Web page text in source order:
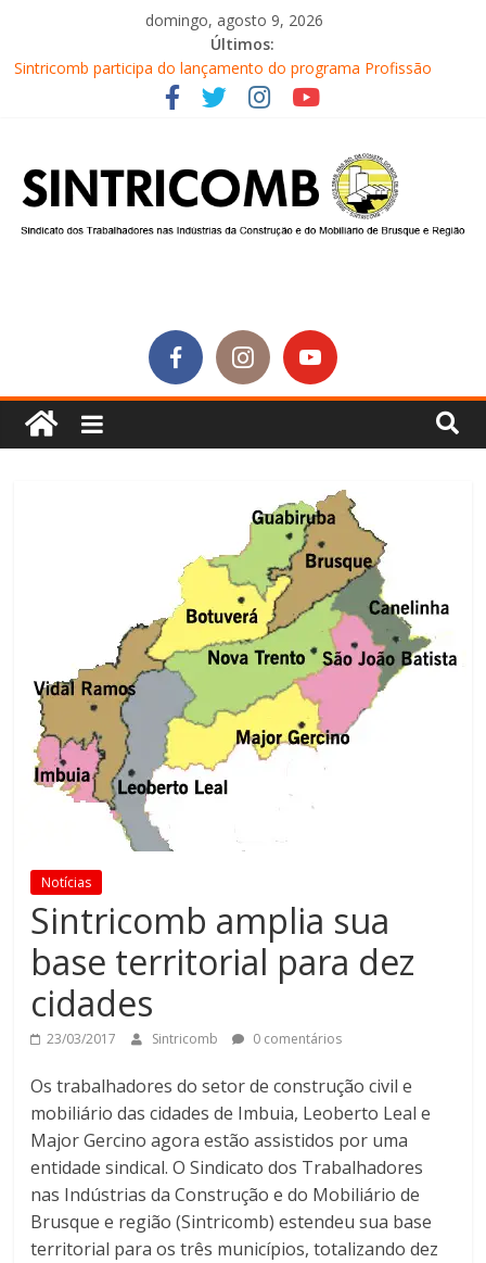
domingo, agosto 9, 2026
Últimos:
Equipe do Sintricomb faz reunião de avaliação dos atendimentos
Sintricomb participa do lançamento do programa Profissão
Construir em Brusque
Conselho Fiscal do SINTRICOMB realiza avaliação das contas do
sindicato
Diretores do SINTRICOMB são eleitos para a direção da Nova
Central Sindical de SC
Notícias
Sintricomb amplia sua
base territorial para dez
cidades
23/03/2017 Sintricomb 0 comentários
Os trabalhadores do setor de construção civil e
mobiliário das cidades de Imbuia, Leoberto Leal e
Major Gercino agora estão assistidos por uma
entidade sindical. O Sindicato dos Trabalhadores
nas Indústrias da Construção e do Mobiliário de
Brusque e região (Sintricomb) estendeu sua base
territorial para os três municípios, totalizando dez